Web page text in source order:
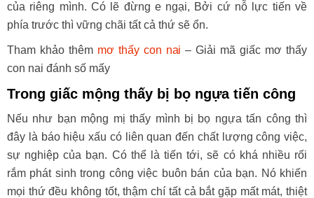
của riêng mình. Có lẽ đừng e ngại, Bởi cứ nỗ lực tiến về
phía trước thì vững chãi tất cả thứ sẽ ổn.
Tham khảo thêm mơ thấy con nai – Giải mã giấc mơ thấy
con nai đánh số mấy
Trong giấc mộng thấy bị bọ ngựa tiến công
Nếu như bạn mộng mị thấy mình bị bọ ngựa tấn công thì
đây là báo hiệu xấu có liên quan đến chất lượng công việc,
sự nghiệp của bạn. Có thể là tiến tới, sẽ có khá nhiều rối
rắm phát sinh trong công việc buôn bán của bạn. Nó khiến
mọi thứ đều không tốt, thậm chí tất cả bắt gặp mất mát, thiệt